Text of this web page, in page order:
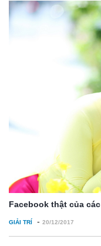
Facebook thật của
GIẢI TRÍ - 20/12/2017